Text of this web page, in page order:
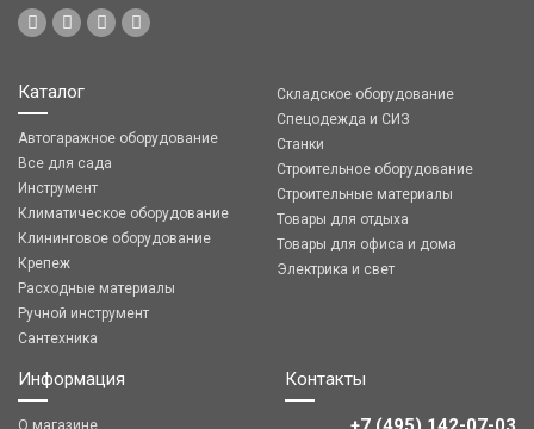
Каталог
Автогаражное оборудование
Все для сада
Инструмент
Климатическое оборудование
Клининговое оборудование
Крепеж
Расходные материалы
Ручной инструмент
Сантехника
Складское оборудование
Спецодежда и СИЗ
Станки
Строительное оборудование
Строительные материалы
Товары для отдыха
Товары для офиса и дома
Электрика и свет
Информация
О магазине
Контакты